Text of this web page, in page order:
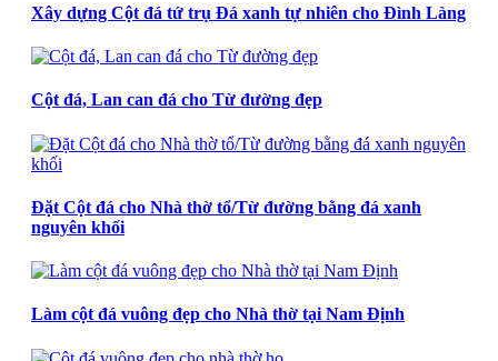
Xây dựng Cột đá tứ trụ Đá xanh tự nhiên cho Đình Làng
Cột đá, Lan can đá cho Từ đường đẹp
Đặt Cột đá cho Nhà thờ tổ/Từ đường bằng đá xanh
nguyên khối
Làm cột đá vuông đẹp cho Nhà thờ tại Nam Định